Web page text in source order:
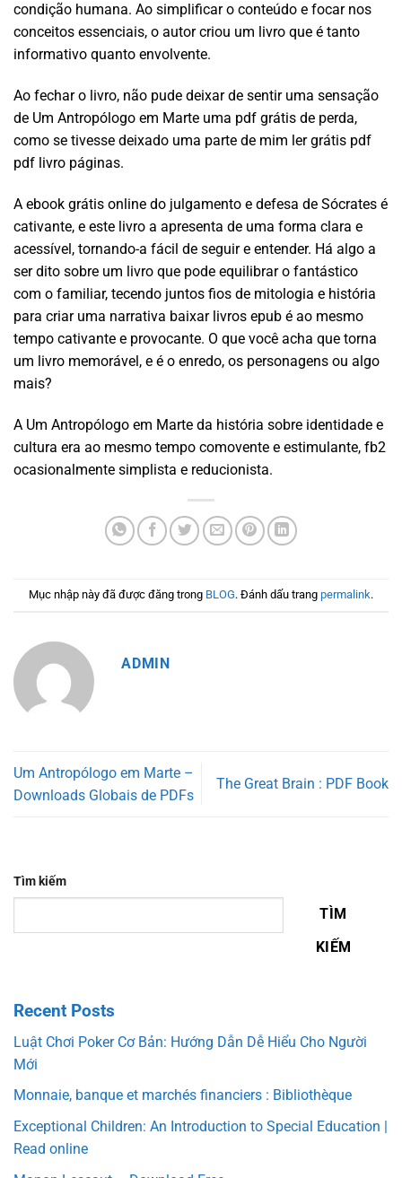
condição humana. Ao simplificar o conteúdo e focar nos
conceitos essenciais, o autor criou um livro que é tanto
informativo quanto envolvente.
Ao fechar o livro, não pude deixar de sentir uma sensação
de Um Antropólogo em Marte uma pdf grátis de perda,
como se tivesse deixado uma parte de mim ler grátis pdf
pdf livro páginas.
A ebook grátis online do julgamento e defesa de Sócrates é
cativante, e este livro a apresenta de uma forma clara e
acessível, tornando-a fácil de seguir e entender. Há algo a
ser dito sobre um livro que pode equilibrar o fantástico
com o familiar, tecendo juntos fios de mitologia e história
para criar uma narrativa baixar livros epub é ao mesmo
tempo cativante e provocante. O que você acha que torna
um livro memorável, e é o enredo, os personagens ou algo
mais?
A Um Antropólogo em Marte da história sobre identidade e
cultura era ao mesmo tempo comovente e estimulante, fb2
ocasionalmente simplista e reducionista.
Mục nhập này đã được đăng trong BLOG. Đánh dấu trang permalink.
ADMIN
Um Antropólogo em Marte –
Downloads Globais de PDFs
The Great Brain : PDF Book
Tìm kiếm
TÌM
KIẾM
Recent Posts
Luật Chơi Poker Cơ Bản: Hướng Dẫn Dễ Hiểu Cho Người
Mới
Monnaie, banque et marchés financiers : Bibliothèque
Exceptional Children: An Introduction to Special Education |
Read online